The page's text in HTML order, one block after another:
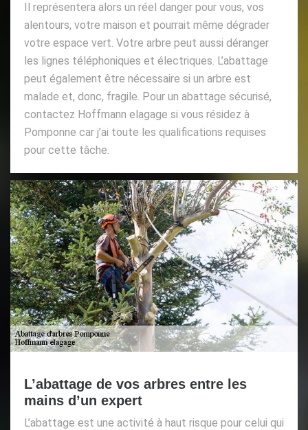
Il représentera alors un réel danger pour vous, vos
alentours, votre maison et pourrait même dégrader
votre espace vert. Votre arbre peut aussi déranger
les lignes téléphoniques et électriques. L’abattage
peut également être nécessaire si un arbre est
malade et, donc, fragile. Pour un abattage sécurisé,
contactez Hoffmann elagage si vous résidez à
Pomponne car j’ai toute les qualifications requises
pour cette tâche.
L’abattage de vos arbres entre les
mains d’un expert
L’abattage est une activité à haut risque pour celui qui